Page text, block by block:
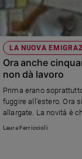
LA NUOVA
Ora anche
non dà lavoro
Prima erano
fuggire all'estero. Ora
allargate. La novità è
tenga) battono la
Laura Ferriccioli